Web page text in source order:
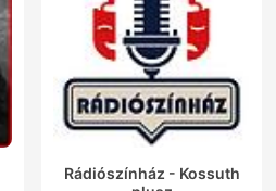
Rádiószínház - Kossuth